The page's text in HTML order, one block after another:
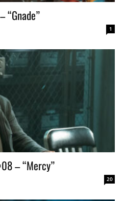
“Gnade”
1
– “Mercy”
20